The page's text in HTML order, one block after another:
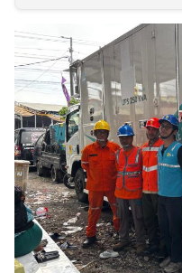
Partner
Insight
NTB
Suara
Time
Lens
IDN
Daily
Jogja
Jalan
Rakyat
Idealita
News
Kita
Notice
Dinamikapost.com
Radar
Baru
Seedbacklink
Follow
Kabarbaru